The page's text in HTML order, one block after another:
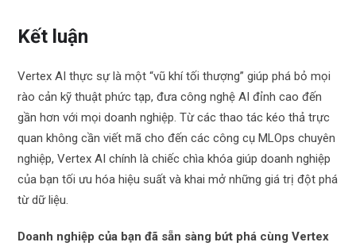
Kết luận
Vertex AI thực sự là một “vũ khí tối thượng” giúp phá bỏ mọi
rào cản kỹ thuật phức tạp, đưa công nghệ AI đỉnh cao đến
gần hơn với mọi doanh nghiệp. Từ các thao tác kéo thả trực
quan không cần viết mã cho đến các công cụ MLOps chuyên
nghiệp, Vertex AI chính là chiếc chìa khóa giúp doanh nghiệp
của bạn tối ưu hóa hiệu suất và khai mở những giá trị đột phá
từ dữ liệu.
Doanh nghiệp của bạn đã sẵn sàng bứt phá cùng Vertex